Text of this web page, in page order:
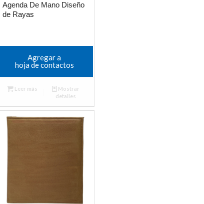
Agenda De Mano Diseño
de Rayas
Agregar a
hoja de contactos
Leer más
Mostrar
detalles